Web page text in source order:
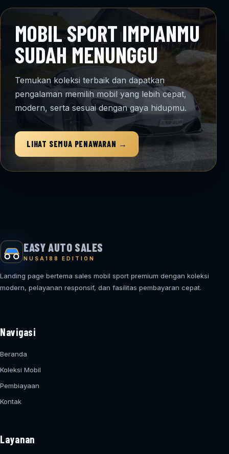
MOBIL SPORT IMPIANMU
SUDAH MENUNGGU
Temukan koleksi terbaik dan dapatkan
pengalaman memilih mobil yang lebih cepat,
modern, serta sesuai dengan gaya hidupmu.
LIHAT SEMUA PENAWARAN →
EASY AUTO SALES
NUSA188 EDITION
Landing page bertema sales mobil sport premium dengan koleksi
modern, pelayanan responsif, dan fasilitas pembayaran cepat.
Navigasi
Beranda
Koleksi Mobil
Pembiayaan
Kontak
Layanan